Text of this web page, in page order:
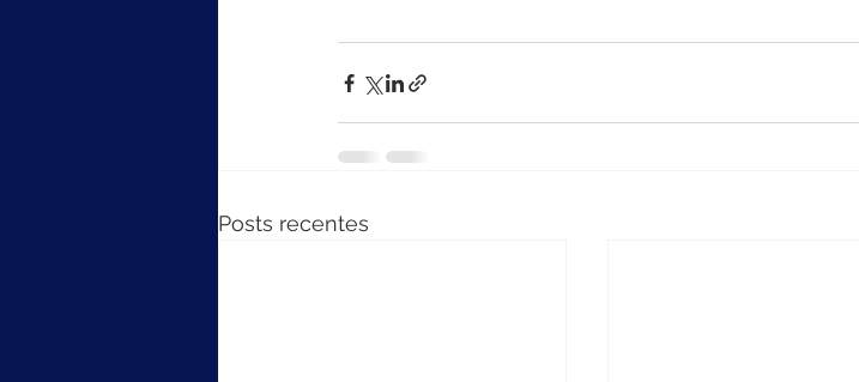
Posts recentes